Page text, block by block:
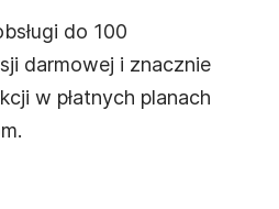
do 100
darmowej i znacznie
w płatnych planach